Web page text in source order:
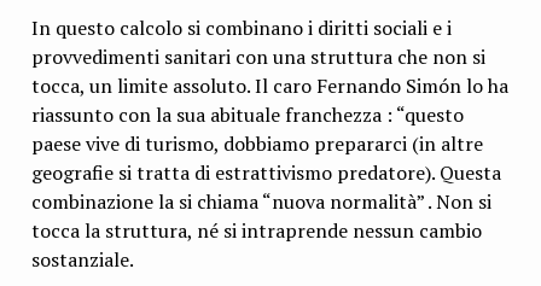
In questo calcolo si combinano i diritti sociali e i
provvedimenti sanitari con una struttura che non si
tocca, un limite assoluto. Il caro Fernando Simón lo ha
riassunto con la sua abituale franchezza : “questo
paese vive di turismo, dobbiamo prepararci (in altre
geografie si tratta di estrattivismo predatore). Questa
combinazione la si chiama “nuova normalità” . Non si
tocca la struttura, né si intraprende nessun cambio
sostanziale.